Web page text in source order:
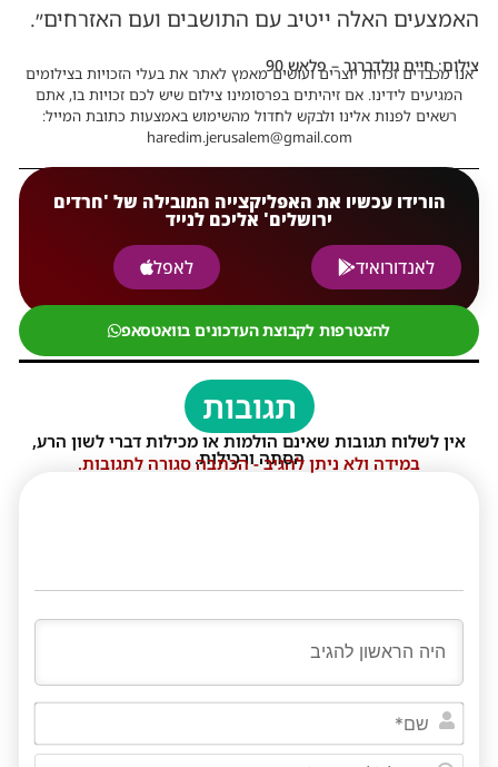
האמצעים האלה ייטיב עם התושבים ועם האזרחים״.
צילום: חיים גולדברגר – פלאש 90
אנו מכבדים זכויות יוצרים ועושים מאמץ לאתר את בעלי הזכויות בצילומים
המגיעים לידינו. אם זיהיתים בפרסומינו צילום שיש לכם זכויות בו, אתם
רשאים לפנות אלינו ולבקש לחדול מהשימוש באמצעות כתובת המייל:
haredim.jerusalem@gmail.com
הורידו עכשיו את האפליקצייה המובילה של 'חרדים
ירושלים' אליכם לנייד
לאנדורואיד
לאפל
להצטרפות לקבוצת העדכונים בוואטסאפ
תגובות
אין לשלוח תגובות שאינם הולמות או מכילות דברי לשון הרע,
הסתה ורכילות.
במידה ולא ניתן להגיב - הכתבה סגורה לתגובות.